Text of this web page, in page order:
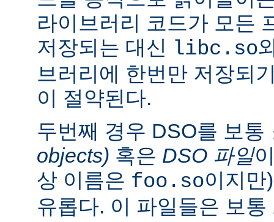
라이브러리 코드가 모든
저장되는 대신
libc.so
브러리에 한번만 저장되
이 절약된다.
두번째 경우 DSO를 보통
objects) 혹은 DSO 파일
상 이름은 foo.so이지만
유롭다. 이 파일들은 보